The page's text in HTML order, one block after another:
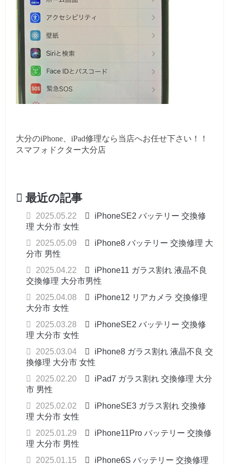
大分のiPhone、iPad修理なら当店へお任せ下さい！！
スマフォドクター大分店
最近の記事
2025.05.22
iPhoneSE2 バッテリー 交換修
理 大分市 女性
2025.05.09
iPhone8 バッテリー 交換修理 大
分市 男性
2025.04.22
iPhone11 ガラス割れ 液晶不良
交換修理 大分市男性
2025.04.08
iPhone12 リアカメラ 交換修理
大分市 女性
2025.03.28
iPhoneSE2 バッテリー 交換修
理 大分市 女性
2025.03.04
iPhone8 ガラス割れ 液晶不良 交
換修理 大分市 女性
2025.02.20
iPad7 ガラス割れ 交換修理 大分
市 男性
2025.02.02
iPhoneSE3 ガラス割れ 交換修
理 大分市 女性
2025.01.29
iPhone11Pro バッテリー 交換修
理 大分市 男性
2025.01.15
iPhone6S バッテリー 交換修理